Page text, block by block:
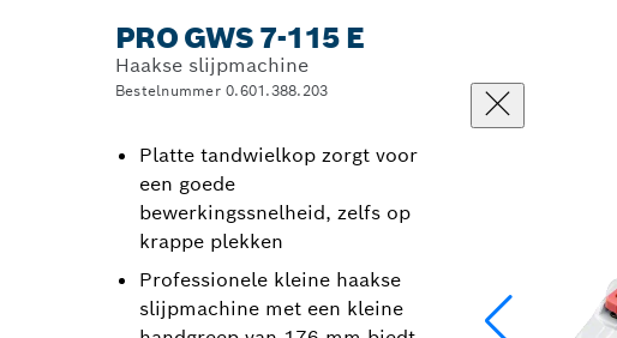
PRO GWS 7-115 E
Haakse slijpmachine
Bestelnummer 0.601.388.203
Platte tandwielkop zorgt voor
een goede
bewerkingssnelheid, zelfs op
krappe plekken
Professionele kleine haakse
slijpmachine met een kleine